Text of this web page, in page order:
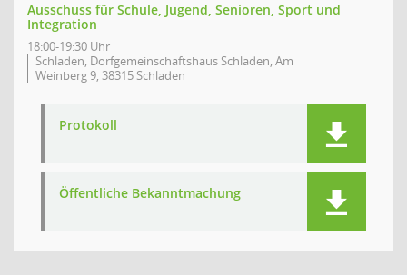
Ausschuss für Schule, Jugend, Senioren, Sport und
Integration
18:00-19:30 Uhr
Schladen, Dorfgemeinschaftshaus Schladen, Am
Weinberg 9, 38315 Schladen
Protokoll
Öffentliche Bekanntmachung